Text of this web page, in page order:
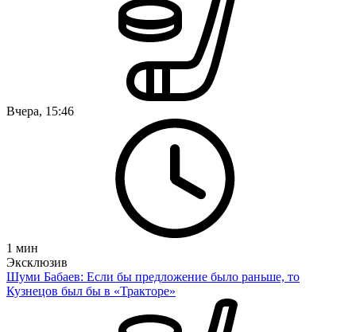
Вчера, 15:46
1 мин
Эксклюзив
Шуми Бабаев: Если бы предложение было раньше, то
Кузнецов был бы в «Тракторе»